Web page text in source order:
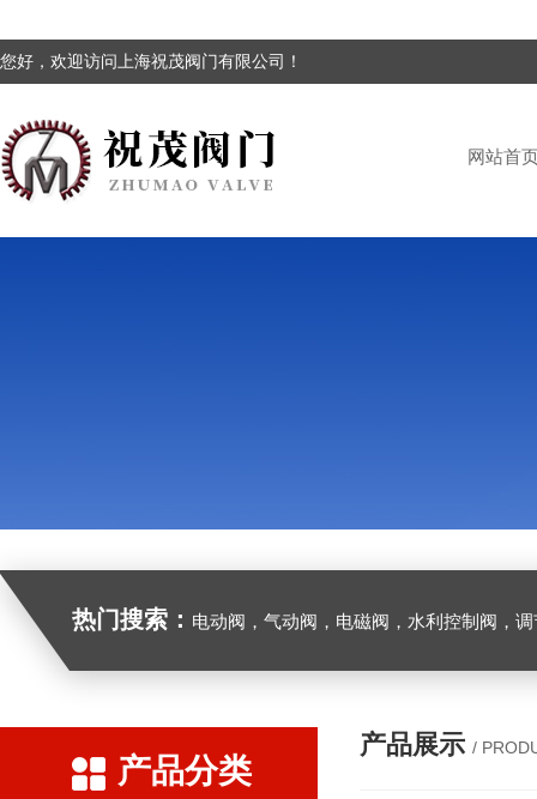
您好，欢迎访问上海祝茂阀门有限公司！
网站首
热门搜索： 电动阀，气动阀，电磁阀，水利控制阀，调节
产品分类
产品展示 /